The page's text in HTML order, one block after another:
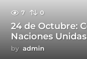
7 0
24 de Octubre:
Naciones Unidas
by admin